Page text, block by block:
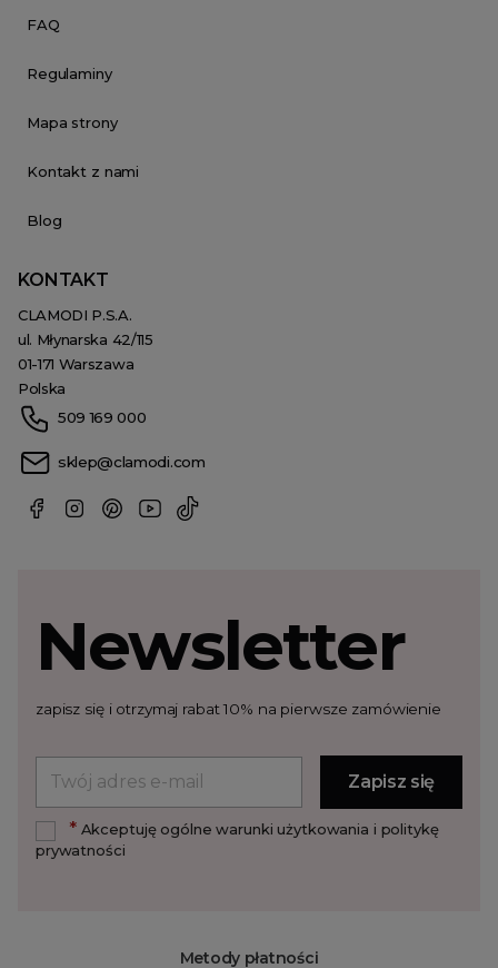
FAQ
Regulaminy
Mapa strony
Kontakt z nami
Blog
KONTAKT
CLAMODI P.S.A.
ul. Młynarska 42/115
01-171 Warszawa
Polska
509 169 000
sklep@clamodi.com
Metody płatności
Newsletter
zapisz się i otrzymaj rabat 10% na pierwsze zamówienie
*Akceptuję ogólne warunki użytkowania i politykę
prywatności